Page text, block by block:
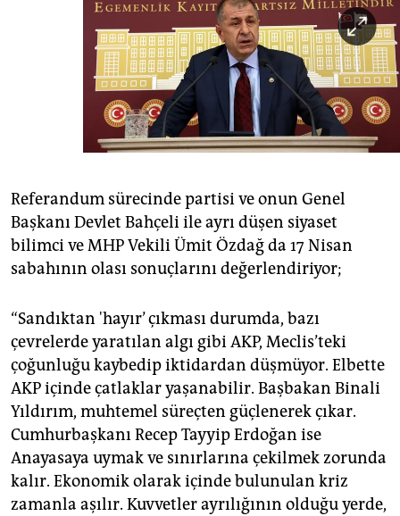
Referandum sürecinde partisi ve onun Genel
Başkanı Devlet Bahçeli ile ayrı düşen siyaset
bilimci ve MHP Vekili Ümit Özdağ da 17 Nisan
sabahının olası sonuçlarını değerlendiriyor;
“Sandıktan 'hayır’ çıkması durumda, bazı
çevrelerde yaratılan algı gibi AKP, Meclis’teki
çoğunluğu kaybedip iktidardan düşmüyor. Elbette
AKP içinde çatlaklar yaşanabilir. Başbakan Binali
Yıldırım, muhtemel süreçten güçlenerek çıkar.
Cumhurbaşkanı Recep Tayyip Erdoğan ise
Anayasaya uymak ve sınırlarına çekilmek zorunda
kalır. Ekonomik olarak içinde bulunulan kriz
zamanla aşılır. Kuvvetler ayrılığının olduğu yerde,